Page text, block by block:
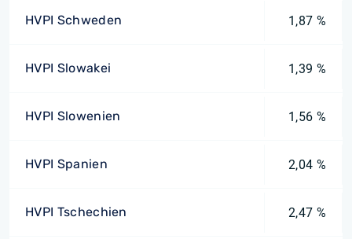
HVPI Schweden 1,87 %
HVPI Slowakei 1,39 %
HVPI Slowenien 1,56 %
HVPI Spanien 2,04 %
HVPI Tschechien 2,47 %